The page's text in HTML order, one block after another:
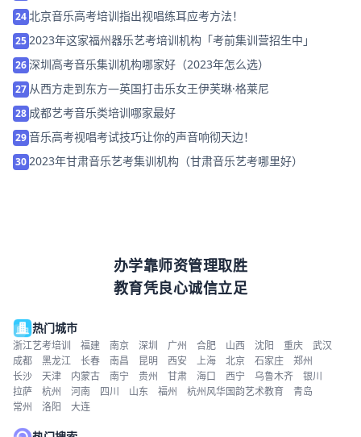
24 北京音乐高考培训指出视唱练耳应考方法！
25 2023年这家福州器乐艺考培训机构「考前集训营招生中」
26深圳高考音乐集训机构哪家好（2023年怎么选）
27 从西方走到东方—英国打击乐女王伊芙琳·格莱尼
28 成都艺考音乐类培训哪家最好
29音乐高考视唱考试技巧让你的声音响彻天边！
30 2023年甘肃音乐艺考集训机构（甘肃音乐艺考哪里好）
办学靠师资管理取胜
教育凭良心诚信立足
热门城市
浙江艺考培训 福建 南京 深圳 广州 合肥 山西 沈阳 重庆
武汉
成都
黑龙江 长春 南昌 昆明 西安 上海 北京 石家庄
郑州
长沙
天津 内蒙古 南宁 贵州 甘肃 海口 西宁 乌鲁木齐
银川
拉萨
杭州 河南 四川 山东 福州 杭州风华国韵艺术教育
青岛
常州
洛阳 大连